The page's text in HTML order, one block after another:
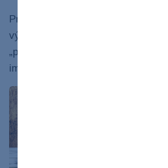
Práve strava bohatá na ovocie,
výrobky či strukoviny obsahuje
„palivom“ pre prospešné
imunitného systému a potláčajú